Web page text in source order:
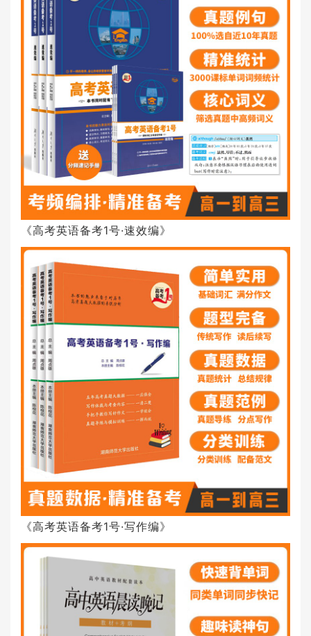
《高考英语备考1号·速效编》
《高考英语备考1号·写作编》